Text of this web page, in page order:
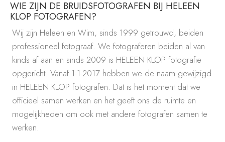
WIE ZIJN DE BRUIDSFOTOGRAFEN BIJ HELEEN
KLOP FOTOGRAFEN?
Wij zijn Heleen en Wim, sinds 1999 getrouwd, beiden
professioneel fotograaf. We fotograferen beiden al van
kinds af aan en sinds 2009 is HELEEN KLOP fotografie
opgericht. Vanaf 1-1-2017 hebben we de naam gewijzigd
in HELEEN KLOP fotografen. Dat is het moment dat we
officieel samen werken en het geeft ons de ruimte en
mogelijkheden om ook met andere fotografen samen te
werken.